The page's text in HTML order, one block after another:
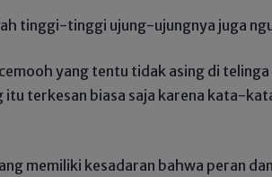
tinggi-tinggi ujung-ujungnya juga
yang tentu tidak asing di
itu terkesan biasa saja karena kata-
memiliki kesadaran bahwa peran